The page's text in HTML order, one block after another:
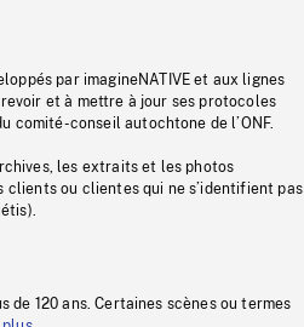
par imagineNATIVE et aux lignes
et à mettre à jour ses protocoles
comité-conseil autochtone de l’ONF.
les extraits et les photos
ou clientes qui ne s’identifient pas
de 120 ans. Certaines scènes ou termes